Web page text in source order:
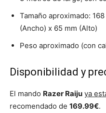
Tamaño aproximado:
(Ancho) x 65 mm (Alto)
Peso aproximado (con
Disponibilidad y
El mando Razer Raiju ya
recomendado de 169.99€.